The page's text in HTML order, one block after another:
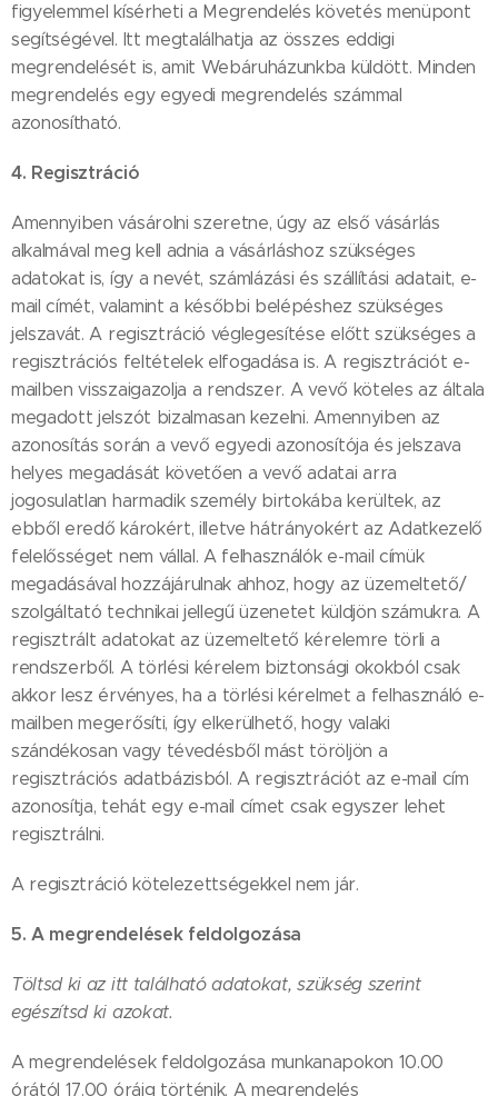
figyelemmel kísérheti a Megrendelés követés menüpont
segítségével. Itt megtalálhatja az összes eddigi
megrendelését is, amit Webáruházunkba küldött. Minden
megrendelés egy egyedi megrendelés számmal
azonosítható.
4. Regisztráció
Amennyiben vásárolni szeretne, úgy az első vásárlás
alkalmával meg kell adnia a vásárláshoz szükséges
adatokat is, így a nevét, számlázási és szállítási adatait, e-
mail címét, valamint a későbbi belépéshez szükséges
jelszavát. A regisztráció véglegesítése előtt szükséges a
regisztrációs feltételek elfogadása is. A regisztrációt e-
mailben visszaigazolja a rendszer. A vevő köteles az általa
megadott jelszót bizalmasan kezelni. Amennyiben az
azonosítás során a vevő egyedi azonosítója és jelszava
helyes megadását követően a vevő adatai arra
jogosulatlan harmadik személy birtokába kerültek, az
ebből eredő károkért, illetve hátrányokért az Adatkezelő
felelősséget nem vállal. A felhasználók e-mail címük
megadásával hozzájárulnak ahhoz, hogy az üzemeltető/
szolgáltató technikai jellegű üzenetet küldjön számukra. A
regisztrált adatokat az üzemeltető kérelemre törli a
rendszerből. A törlési kérelem biztonsági okokból csak
akkor lesz érvényes, ha a törlési kérelmet a felhasználó e-
mailben megerősíti, így elkerülhető, hogy valaki
szándékosan vagy tévedésből mást töröljön a
regisztrációs adatbázisból. A regisztrációt az e-mail cím
azonosítja, tehát egy e-mail címet csak egyszer lehet
regisztrálni.
A regisztráció kötelezettségekkel nem jár.
5. A megrendelések feldolgozása
Töltsd ki az itt található adatokat, szükség szerint
egészítsd ki azokat.
A megrendelések feldolgozása munkanapokon 10.00
órától 17.00 óráig történik. A megrendelés